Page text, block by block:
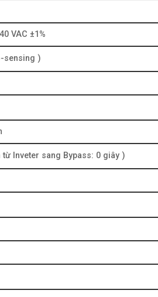
VAC ±1%
sensing )
từ Inveter sang Bypass: 0 giây )